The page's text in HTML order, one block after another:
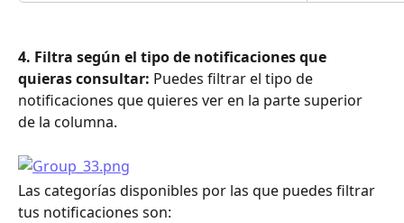
4. Filtra según el tipo de notificaciones que
quieras consultar: Puedes filtrar el tipo de
notificaciones que quieres ver en la parte superior
de la columna.
Las categorías disponibles por las que puedes filtrar
tus notificaciones son: